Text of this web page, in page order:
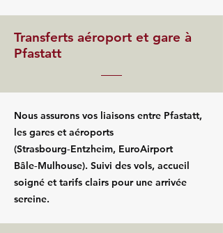
Transferts aéroport et gare à
Pfastatt
Nous assurons vos liaisons entre Pfastatt,
les gares et aéroports
(Strasbourg‑Entzheim, EuroAirport
Bâle‑Mulhouse). Suivi des vols, accueil
soigné et tarifs clairs pour une arrivée
sereine.